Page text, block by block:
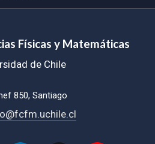
Físicas y Matemáticas
de Chile
850, Santiago